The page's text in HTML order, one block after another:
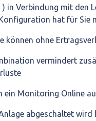
) in Verbindung mit den
hat für Sie
können ohne
vermindert
ein Monitoring Online
abgeschaltet